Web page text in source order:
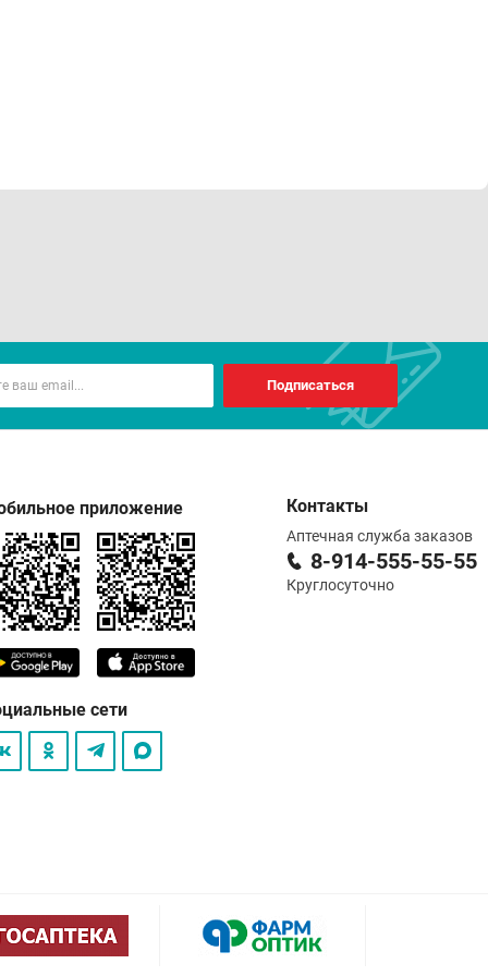
Подписаться
приложение
сети
Контакты
Аптечная служба заказов
8-914-555-55-55
Круглосуточно